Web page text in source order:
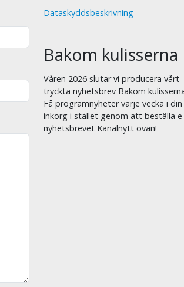
Dataskyddsbeskrivning
Bakom kulisserna
Våren 2026 slutar vi producera vårt
tryckta nyhetsbrev Bakom
Få programnyheter varje vecka i din
inkorg i stället genom att beställa e-
nyhetsbrevet Kanalnytt ovan!